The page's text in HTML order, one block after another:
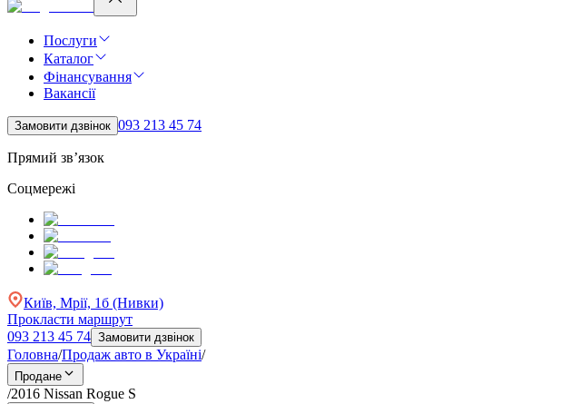
Послуги
Каталог
Фінансування
Вакансії
Замовити дзвінок 093 213 45 74
Прямий зв’язок
Соцмережі
Київ, Мрії, 1б (Нивки)
Прокласти маршрут
093 213 45 74 Замовити дзвінок
Головна/Продаж авто в Україні/
Продане
/2016 Nissan Rogue S